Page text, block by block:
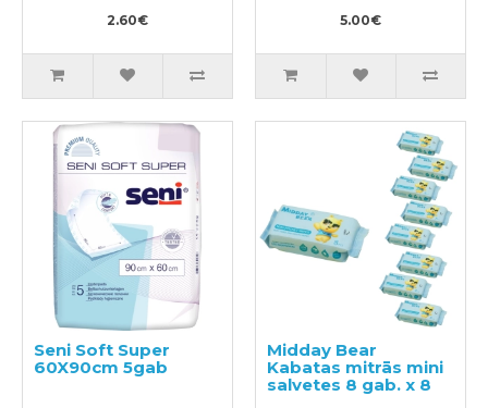
2.60€ 5.00€
Seni Soft Super
60X90cm 5gab
Midday Bear
Kabatas mitrās mini
salvetes 8 gab. x 8